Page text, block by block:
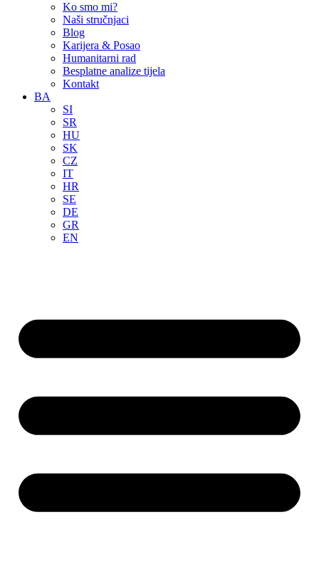
Ko smo mi?
Naši stručnjaci
Blog
Karijera & Posao
Humanitarni rad
Besplatne analize tijela
Kontakt
BA
SI
SR
HU
SK
CZ
IT
HR
SE
DE
GR
EN